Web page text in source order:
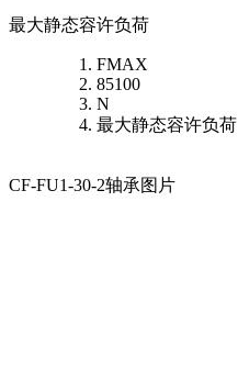
最大静态容许负荷
FMAX
85100
N
最大静态容许负荷
CF-FU1-30-2轴承图片